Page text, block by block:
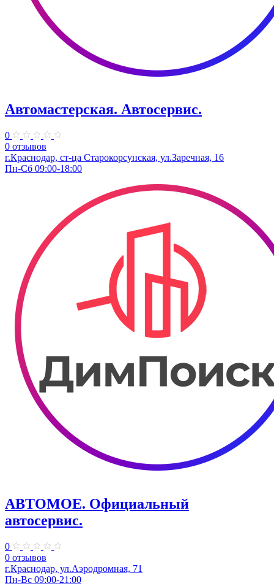
Автомастерская. Автосервис.
0
0 отзывов
г.Краснодар, ст-ца Старокорсунская, ул.Заречная, 16
Пн-Сб 09:00-18:00
АВТОМОЕ. ​Официальный
автосервис.
0
0 отзывов
г.Краснодар, ул.​Аэродромная, 71
Пн-Вс 09:00-21:00